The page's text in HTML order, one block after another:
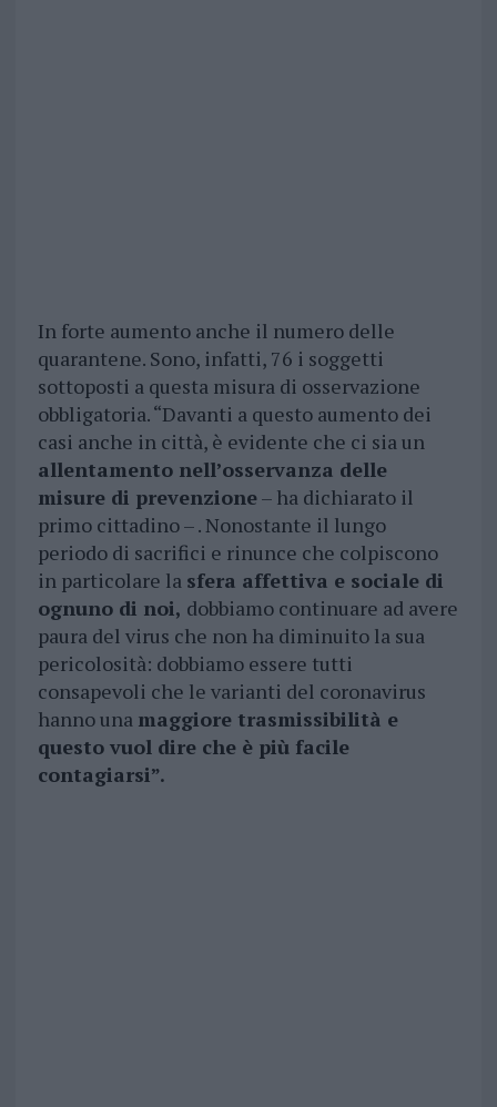
In forte aumento anche il numero delle
quarantene. Sono, infatti, 76 i soggetti
sottoposti a questa misura di osservazione
obbligatoria. “Davanti a questo aumento dei
casi anche in città, è evidente che ci sia un
allentamento nell’osservanza delle
misure di prevenzione– ha dichiarato il
primo cittadino – . Nonostante il lungo
periodo di sacrifici e rinunce che colpiscono
in particolare la sfera affettiva e sociale di
ognuno di noi, dobbiamo continuare ad avere
paura del virus che non ha diminuito la sua
pericolosità: dobbiamo essere tutti
consapevoli che le varianti del coronavirus
hanno una maggiore trasmissibilità e
questo vuol dire che è più facile
contagiarsi”.